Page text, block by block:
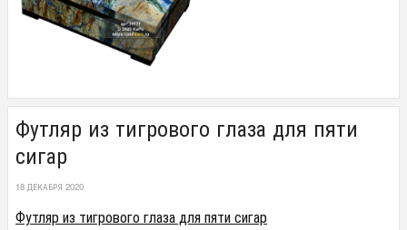
Футляр из тигрового глаза для пяти
сигар
18 ДЕКАБРЯ 2020
Футляр из тигрового глаза для пяти сигар